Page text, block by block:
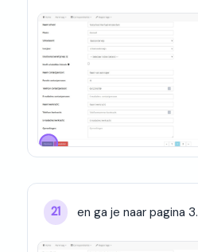
21 en ga je naar pagina 3.